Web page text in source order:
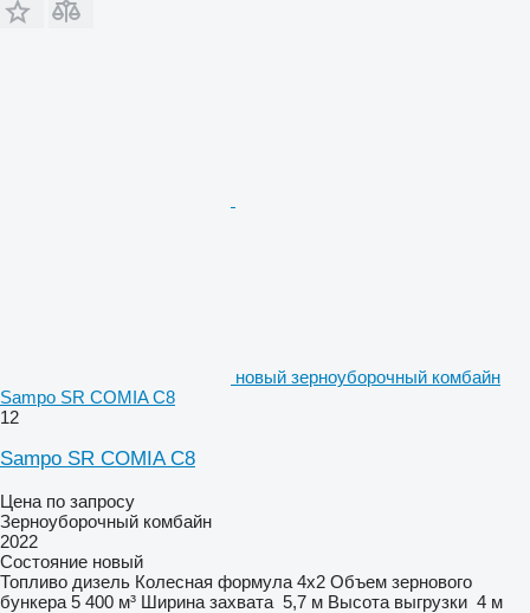
новый зерноуборочный комбайн
Sampo SR COMIA C8
12
Sampo SR COMIA C8
Цена по запросу
Зерноуборочный комбайн
2022
Состояние новый
Топливо дизель Колесная формула 4x2 Объем зернового
бункера 5 400 м³ Ширина захвата 5,7 м Высота выгрузки 4 м